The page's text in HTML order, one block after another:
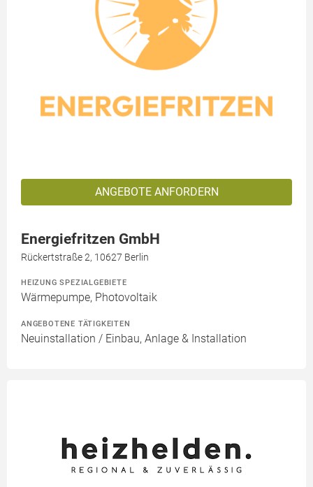
ANGEBOTE ANFORDERN
Energiefritzen GmbH
Rückertstraße 2, 10627 Berlin
HEIZUNG SPEZIALGEBIETE
Wärmepumpe, Photovoltaik
ANGEBOTENE TÄTIGKEITEN
Neuinstallation / Einbau, Anlage & Installation